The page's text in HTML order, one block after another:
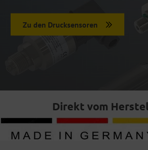
Zu den Drucksensoren
Direkt vom